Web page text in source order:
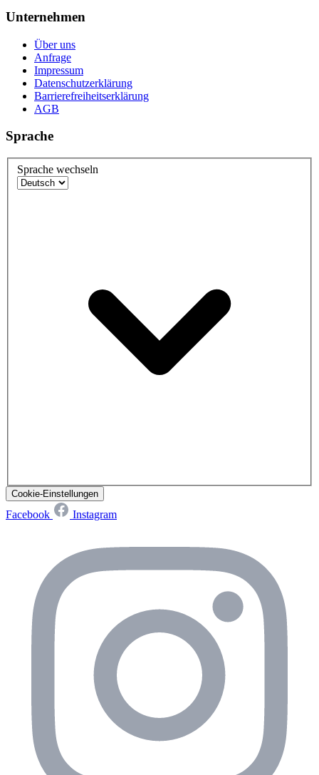
Unternehmen
Über uns
Anfrage
Impressum
Datenschutzerklärung
Barrierefreiheitserklärung
AGB
Sprache
Sprache wechseln
Cookie-Einstellungen
Facebook Instagram